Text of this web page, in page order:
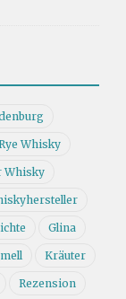
Whisky
Whisky
Glina
Kräuter
Rezension